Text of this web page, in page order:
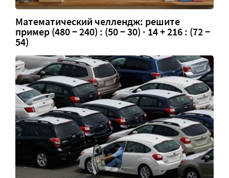
Математический челлендж: решите
пример (480 − 240) : (50 − 30) · 14 + 216 : (72 −
54)